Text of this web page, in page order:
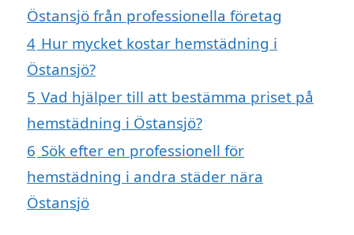
Östansjö från professionella företag
4 Hur mycket kostar hemstädning i
Östansjö?
5 Vad hjälper till att bestämma priset på
hemstädning i Östansjö?
6 Sök efter en professionell för
hemstädning i andra städer nära
Östansjö